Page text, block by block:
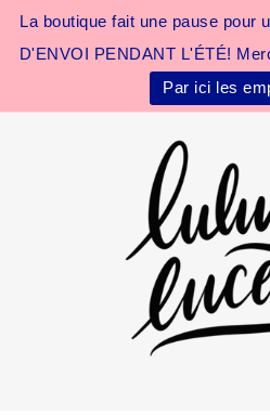
La boutique fait une pause pour
D'ENVOI PENDANT L'ÉTÉ!
Par ici les